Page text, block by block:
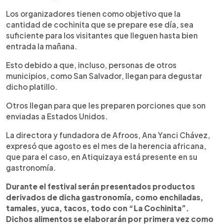
Los organizadores tienen como objetivo que la
cantidad de cochinita que se prepare ese día, sea
suficiente para los visitantes que lleguen hasta bien
entrada la mañana.
Esto debido a que, incluso, personas de otros
municipios, como San Salvador, llegan para degustar
dicho platillo.
Otros llegan para que les preparen porciones que son
enviadas a Estados Unidos.
La directora y fundadora de Afroos, Ana Yanci Chávez,
expresó que agosto es el mes de la herencia africana,
que para el caso, en Atiquizaya está presente en su
gastronomía.
Durante el festival serán presentados productos
derivados de dicha gastronomía, como enchiladas,
tamales, yuca, tacos, todo con “La Cochinita”.
Dichos alimentos se elaborarán por primera vez como